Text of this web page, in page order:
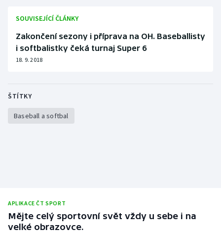
SOUVISEJÍCÍ ČLÁNKY
Zakončení sezony i příprava na OH. Baseballisty
i softbalistky čeká turnaj Super 6
18. 9. 2018
ŠTÍTKY
Baseball a softbal
APLIKACE ČT SPORT
Mějte celý sportovní svět vždy u sebe i na
velké obrazovce.